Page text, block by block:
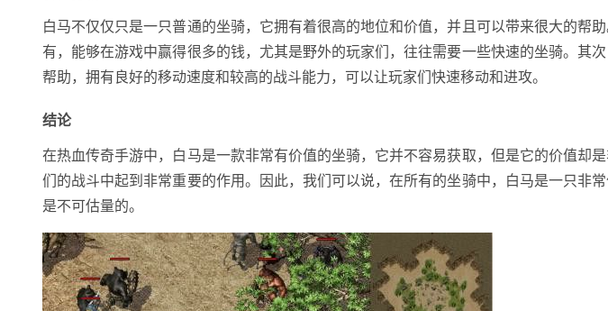
白马不仅仅只是一只普通的坐骑，它拥有着很高的地位和价值，并且可以带来很大的帮
有，能够在游戏中赢得很多的钱，尤其是野外的玩家们，往往需要一些快速的坐骑。其
帮助，拥有良好的移动速度和较高的战斗能力，可以让玩家们快速移动和进攻。
结论
在热血传奇手游中，白马是一款非常有价值的坐骑，它并不容易获取，但是它的价值却
们的战斗中起到非常重要的作用。因此，我们可以说，在所有的坐骑中，白马是一只非
是不可估量的。